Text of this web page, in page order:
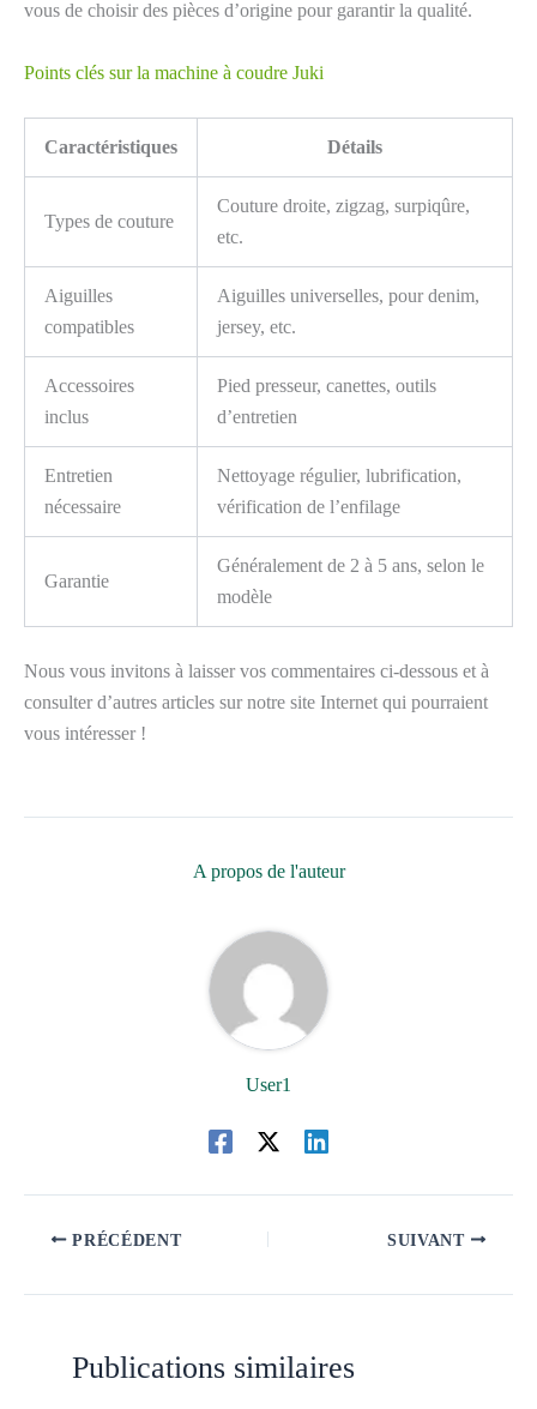
vous de choisir des pièces d’origine pour garantir la qualité.
Points clés sur la machine à coudre Juki
Caractéristiques Détails
Types de couture
Couture droite, zigzag, surpiqûre,
etc.
Aiguilles
compatibles
Aiguilles universelles, pour denim,
jersey, etc.
Accessoires
inclus
Pied presseur, canettes, outils
d’entretien
Entretien
nécessaire
Nettoyage régulier, lubrification,
vérification de l’enfilage
Garantie
Généralement de 2 à 5 ans, selon le
modèle
Nous vous invitons à laisser vos commentaires ci-dessous et à
consulter d’autres articles sur notre site Internet qui pourraient
vous intéresser !
A propos de l'auteur
User1
PRÉCÉDENT SUIVANT
Publications similaires